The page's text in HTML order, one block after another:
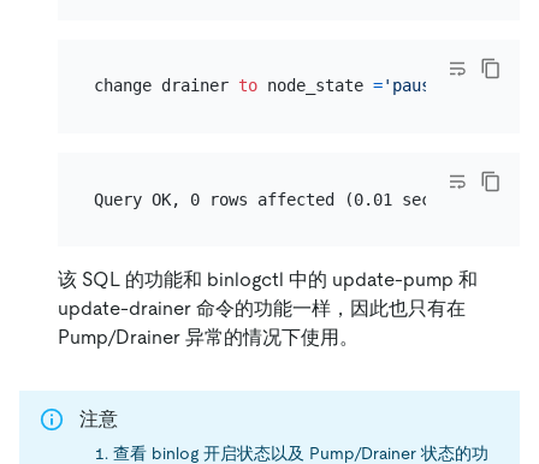
change drainer to node_state ='paused' for
该 SQL 的功能和 binlogctl 中的 update-pump 和
update-drainer 命令的功能一样，因此也只有在
Pump/Drainer 异常的情况下使用。
注意
查看 binlog 开启状态以及 Pump/Drainer 状态的功